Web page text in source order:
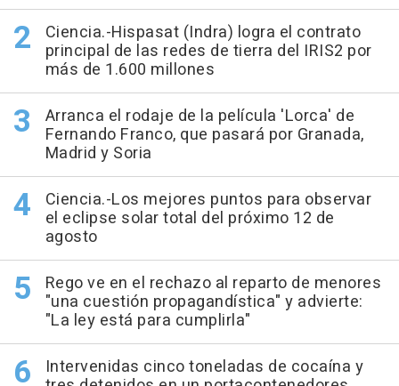
Ciencia.-Hispasat (Indra) logra el contrato
principal de las redes de tierra del IRIS2 por
más de 1.600 millones
Arranca el rodaje de la película 'Lorca' de
Fernando Franco, que pasará por Granada,
Madrid y Soria
Ciencia.-Los mejores puntos para observar
el eclipse solar total del próximo 12 de
agosto
Rego ve en el rechazo al reparto de menores
"una cuestión propagandística" y advierte:
"La ley está para cumplirla"
Intervenidas cinco toneladas de cocaína y